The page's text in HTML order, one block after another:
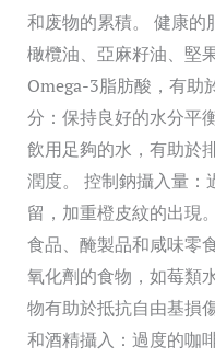
和废物的累積。 健康的
橄欖油、亞麻籽油、堅
Omega-3脂肪酸，有助
分：保持良好的水分平
飲用足夠的水，有助於
潤度。 控制鈉攝入量：
留，加重橙皮紋的出現
食品、醃製品和咸味零
氧化劑的食物，如莓類
物有助於抵抗自由基損
和酒精攝入：過度的咖